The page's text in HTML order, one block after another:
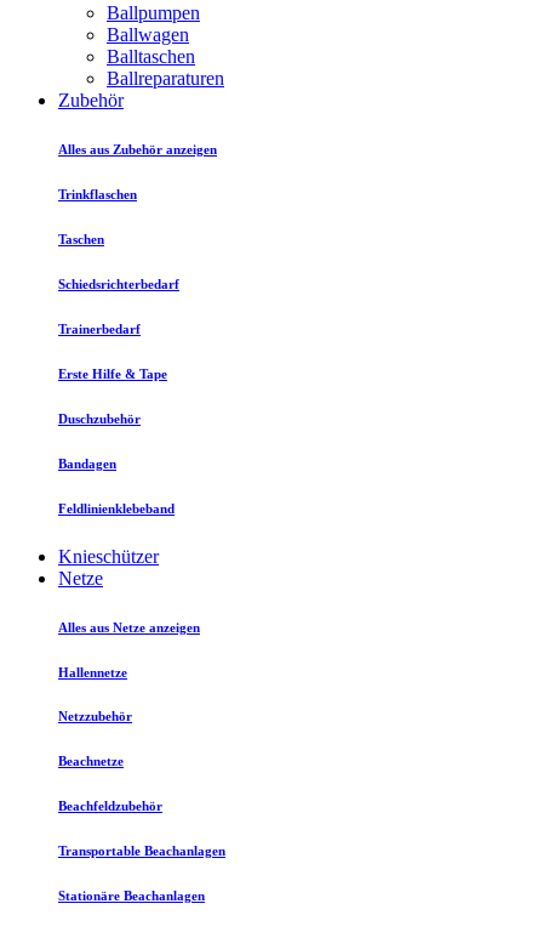
Ballpumpen
Ballwagen
Balltaschen
Ballreparaturen
Zubehör
Alles aus Zubehör anzeigen
Trinkflaschen
Taschen
Schiedsrichterbedarf
Trainerbedarf
Erste Hilfe & Tape
Duschzubehör
Bandagen
Feldlinienklebeband
Knieschützer
Netze
Alles aus Netze anzeigen
Hallennetze
Netzzubehör
Beachnetze
Beachfeldzubehör
Transportable Beachanlagen
Stationäre Beachanlagen